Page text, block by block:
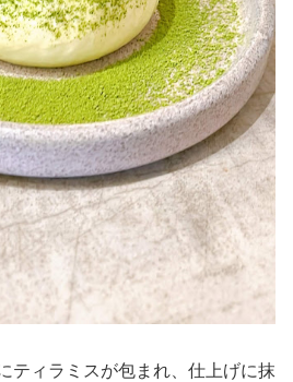
ティラミスが包まれ、仕上げに抹